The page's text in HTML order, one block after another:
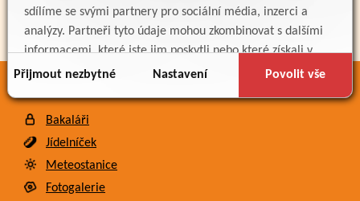
sdílíme se svými partnery pro sociální média, inzerci a
analýzy. Partneři tyto údaje mohou zkombinovat s dalšími
informacemi, které jste jim poskytli nebo které získali v
důsledku toho, že používáte jejich služby.
Přijmout nezbytné Nastavení Povolit vše
Bakaláři
Jídelníček
Meteostanice
Fotogalerie